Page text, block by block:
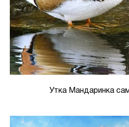
Утка Мандаринка